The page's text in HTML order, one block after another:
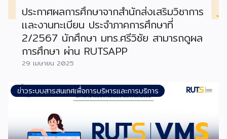
ประกาศผลการศึกษาจากสำนักส่งเสริมวิชาการ
เเละงานทะเบียน ประจำภาคการศึกษาที่
2/2567 นักศึกษา มทร.ศรีวิชัย สามารถดูผล
การศึกษา ผ่าน RUTSAPP
29 เมษายน 2025
ข่าวระบบสารสนเทศเพื่อการบริหารและการบริการ